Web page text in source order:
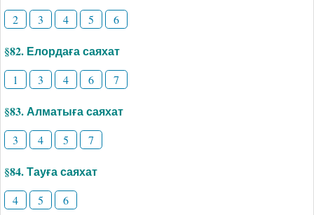
2 3 4 5 6
§82. Елордаға саяхат
1 3 4 6 7
§83. Алматыға саяхат
3 4 5 7
§84. Тауға саяхат
4 5 6